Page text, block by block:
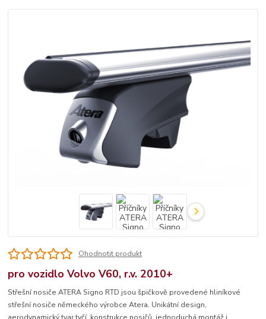
Ohodnotit produkt
pro vozidlo Volvo V60, r.v. 2010+
Střešní nosiče ATERA Signo RTD jsou špičkově provedené hliníkové
střešní nosiče německého výrobce Atera. Unikátní design,
aerodynamický tvar tyčí, konstrukce nosičů, jednoduchá montáž i